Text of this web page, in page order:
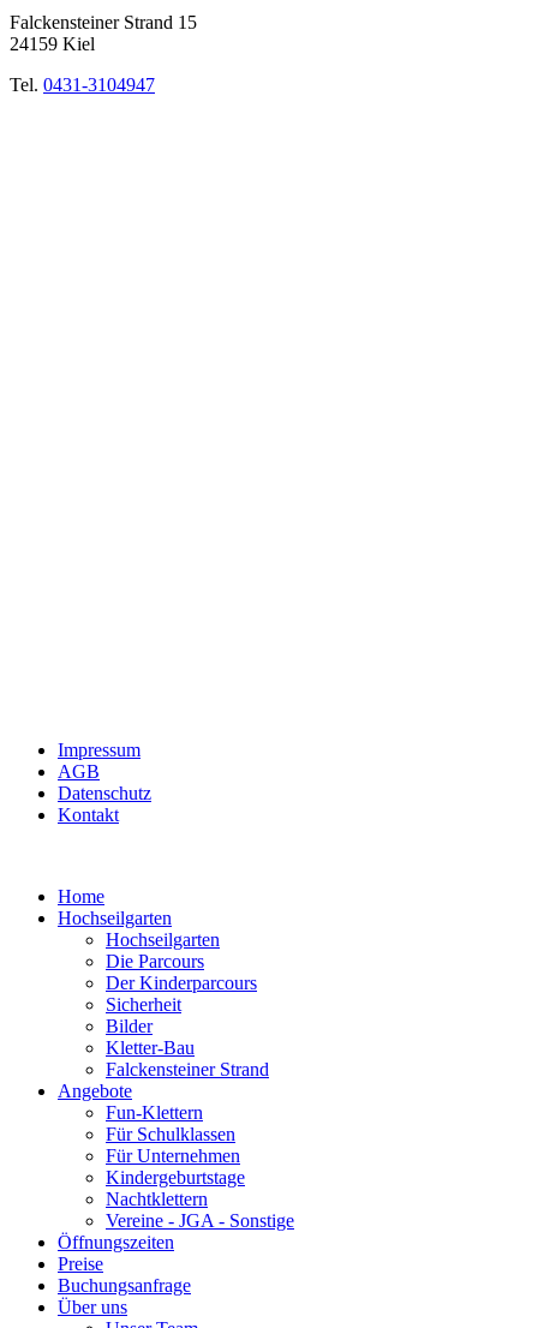
Falckensteiner Strand 15
24159 Kiel
Tel. 0431-3104947
Impressum
AGB
Datenschutz
Kontakt
Home
Hochseilgarten
Hochseilgarten
Die Parcours
Der Kinderparcours
Sicherheit
Bilder
Kletter-Bau
Falckensteiner Strand
Angebote
Fun-Klettern
Für Schulklassen
Für Unternehmen
Kindergeburtstage
Nachtklettern
Vereine - JGA - Sonstige
Öffnungszeiten
Preise
Buchungsanfrage
Über uns